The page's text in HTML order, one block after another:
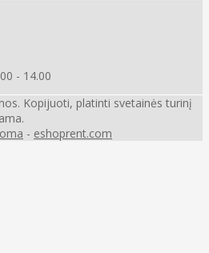
- 14.00
Kopijuoti, platinti svetainės turinį
- eshoprent.com